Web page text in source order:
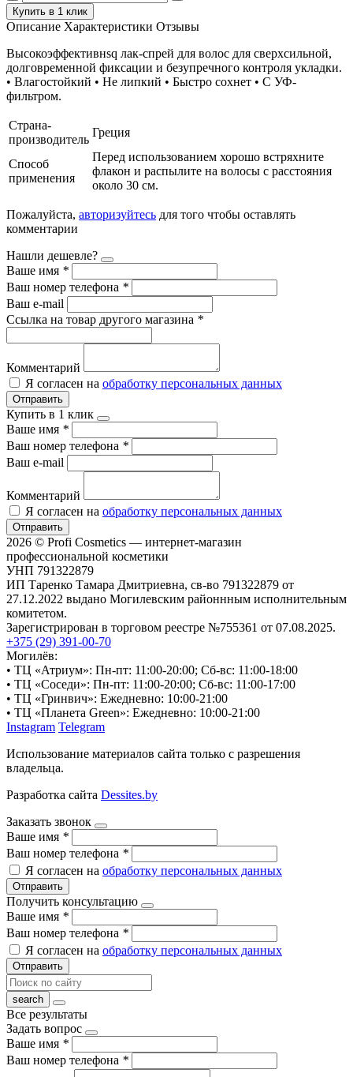
Купить в 1 клик
Описание Характеристики Отзывы
Высокоэффективнsq лак-спрей для волос для сверхсильной,
долговременной фиксации и безупречного контроля укладки.
• Влагостойкий • Не липкий • Быстро сохнет • С УФ-
фильтром.
Страна-
производитель
Греция
Способ
применения
Перед использованием хорошо встряхните
флакон и распылите на волосы с расстояния
около 30 см.
Пожалуйста, авторизуйтесь для того чтобы оставлять
комментарии
Нашли дешевле?
Ваше имя *
Ваш номер телефона *
Ваш e-mail
Ссылка на товар другого магазина *
Комментарий
Я согласен на обработку персональных данных
Отправить
Купить в 1 клик
Ваше имя *
Ваш номер телефона *
Ваш e-mail
Комментарий
Я согласен на обработку персональных данных
Отправить
2026 © Profi Cosmetics — интернет-магазин
профессиональной косметики
УНП 791322879
ИП Таренко Тамара Дмитриевна, св-во 791322879 от
27.12.2022 выдано Могилевским районнным исполнительным
комитетом.
Зарегистрирован в торговом реестре №755361 от 07.08.2025.
+375 (29) 391-00-70
Могилёв:
• ТЦ «Атриум»: Пн-пт: 11:00-20:00; Сб-вс: 11:00-18:00
• ТЦ «Соседи»: Пн-пт: 11:00-20:00; Сб-вс: 11:00-17:00
• ТЦ «Гринвич»: Ежедневно: 10:00-21:00
• ТЦ «Планета Green»: Ежедневно: 10:00-21:00
Instagram Telegram
Использование материалов сайта только с разрешения
владельца.
Разработка сайта Dessites.by
Заказать звонок
Ваше имя *
Ваш номер телефона *
Я согласен на обработку персональных данных
Отправить
Получить консультацию
Ваше имя *
Ваш номер телефона *
Я согласен на обработку персональных данных
Отправить
Все результаты
Задать вопрос
Ваше имя *
Ваш номер телефона *